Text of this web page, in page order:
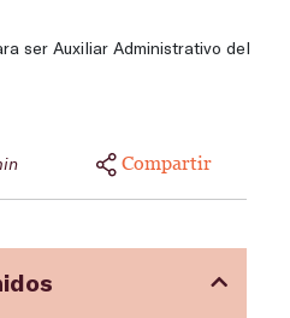
ser Auxiliar Administrativo del
Compartir